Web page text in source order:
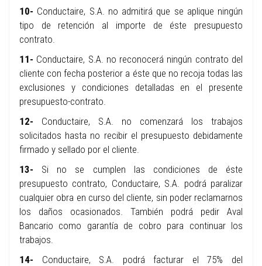
10- Conductaire, S.A. no admitirá que se aplique ningún
tipo de retención al importe de éste presupuesto
contrato.
11- Conductaire, S.A. no reconocerá ningún contrato del
cliente con fecha posterior a éste que no recoja todas las
exclusiones y condiciones detalladas en el presente
presupuesto-contrato.
12- Conductaire, S.A. no comenzará los trabajos
solicitados hasta no recibir el presupuesto debidamente
firmado y sellado por el cliente.
13- Si no se cumplen las condiciones de éste
presupuesto contrato, Conductaire, S.A. podrá paralizar
cualquier obra en curso del cliente, sin poder reclamarnos
los daños ocasionados. También podrá pedir Aval
Bancario como garantía de cobro para continuar los
trabajos.
14- Conductaire, S.A. podrá facturar el 75% del